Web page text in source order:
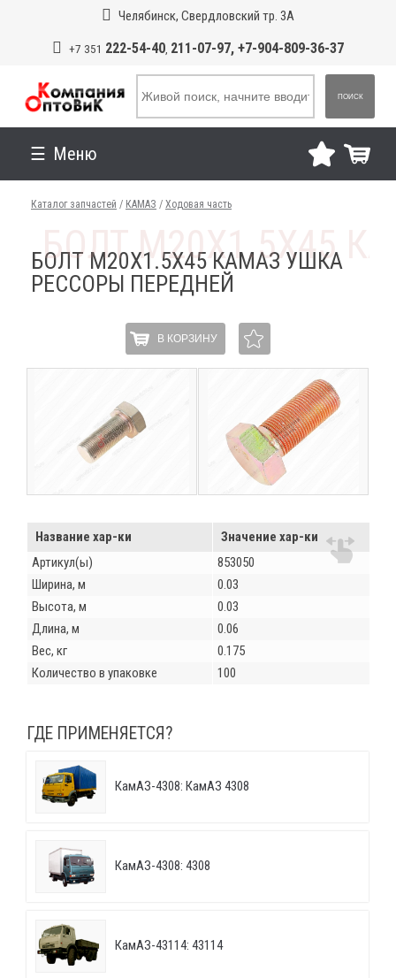
Челябинск, Свердловский тр. 3А
+7 351 222-54-40, 211-07-97, +7-904-809-36-37
ПОИСК
Меню
Каталог запчастей / КАМАЗ / Ходовая часть
БОЛТ М20Х1.5Х45 КАМАЗ УШКА
РЕССОРЫ ПЕРЕДНЕЙ
В КОРЗИНУ
Название хар-ки
Значение хар-ки
Артикул(ы)
853050
Ширина, м
0.03
Высота, м
0.03
Длина, м
0.06
Вес, кг
0.175
Количество в упаковке
100
ГДЕ ПРИМЕНЯЕТСЯ?
КамАЗ-4308: КамАЗ 4308
КамАЗ-4308: 4308
КамАЗ-43114: 43114